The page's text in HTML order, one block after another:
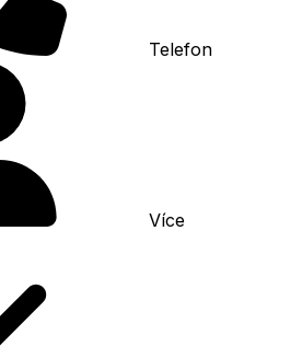
Telefon
Více